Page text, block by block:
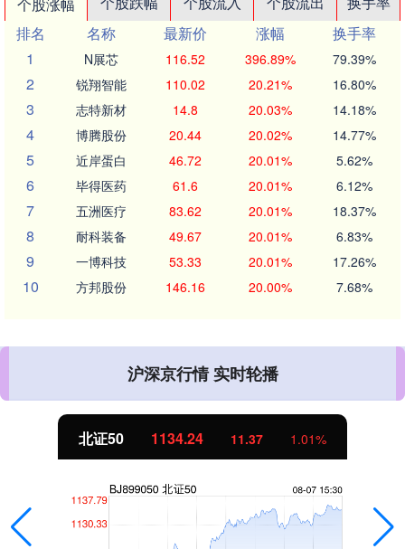
排名
名称 最新价 涨幅
换手率
1
N展芯 116.52 396.89% 79.39%
2 锐翔智能 110.02 20.21% 16.80%
3 志特新材 14.8 20.03% 14.18%
4 博腾股份 20.44 20.02% 14.77%
5 近岸蛋白 46.72 20.01% 5.62%
6 毕得医药 61.6 20.01% 6.12%
7 五洲医疗 83.62 20.01% 18.37%
8 耐科装备 49.67 20.01% 6.83%
9 一博科技 53.33 20.01% 17.26%
10 方邦股份 146.16 20.00% 7.68%
沪深京行情 实时轮播
北证50 1134.24 11.37 1.01%